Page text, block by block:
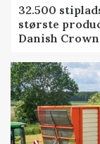
32.500
største
Danish Crown